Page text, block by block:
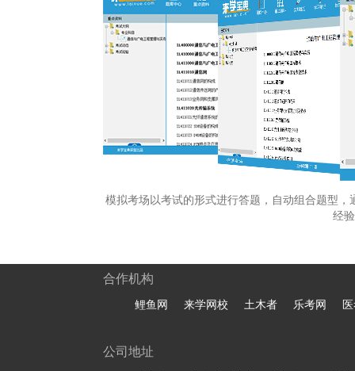
模拟考场以考试的形式进行答题，自动组合题型
经
合作机构
鲤鱼网 来学网校 土木者 乐考网
公司地址